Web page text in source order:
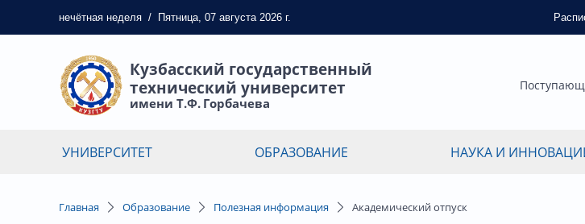
нечётная неделя / Пятница, 07 августа 2026 г.
Кузбасский государственный
технический университет
имени Т.Ф. Горбачева
УНИВЕРСИТЕТ ОБРАЗОВАНИЕ НАУКА И
Главная Образование Полезная информация Академический отпуск